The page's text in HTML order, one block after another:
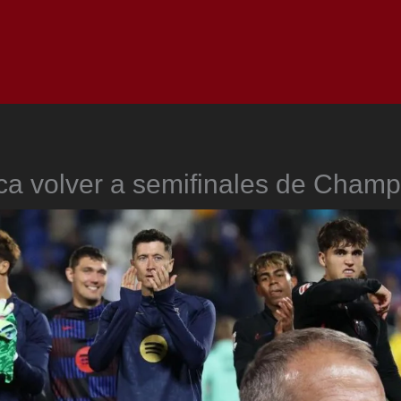
volver a semifinales de